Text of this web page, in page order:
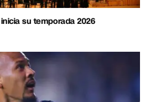
su temporada 2026